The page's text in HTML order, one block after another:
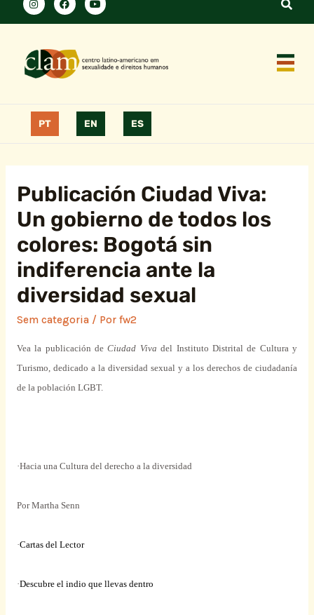
PT EN ES
Publicación Ciudad Viva:
Un gobierno de todos los
colores: Bogotá sin
indiferencia ante la
diversidad sexual
Sem categoria/ Por fw2
Vea la publicación deCiudad Viva del Instituto Distrital de Cultura y
Turismo, dedicado a la diversidad sexual y a los derechos de ciudadanía
de la población LGBT.
·Hacia una Cultura del derecho a la diversidad
Por Martha Senn
·Cartas del Lector
·Descubre el indio que llevas dentro